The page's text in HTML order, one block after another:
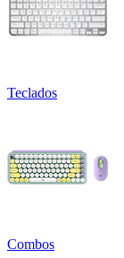
Teclados
Combos